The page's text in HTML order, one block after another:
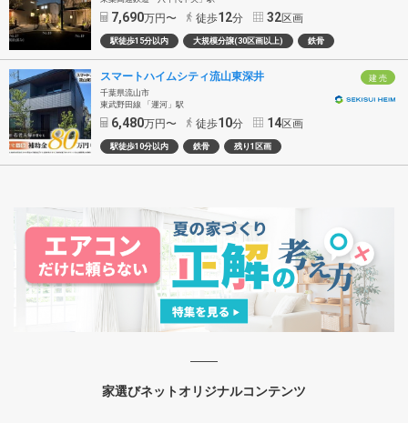
7,690万円〜 徒歩12分 32区画
駅徒歩15分以内 大規模分譲(30区画以上) 鉄骨
建 売
スマートハイムシティ流山東深井
千葉県流山市
東武野田線 「運河」駅
6,480万円〜 徒歩10分 14区画
駅徒歩10分以内 鉄骨 残り1区画
家選びネットオリジナルコンテンツ